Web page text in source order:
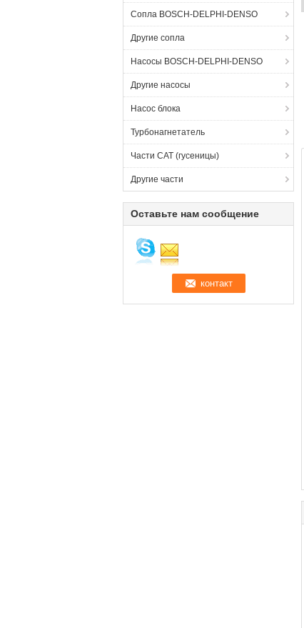
Сопла BOSCH-DELPHI-DENSO
Другие сопла
Насосы BOSCH-DELPHI-DENSO
Другие насосы
Насос блока
Турбонагнетатель
Части CAT (гусеницы)
Другие части
Оставьте нам сообщение